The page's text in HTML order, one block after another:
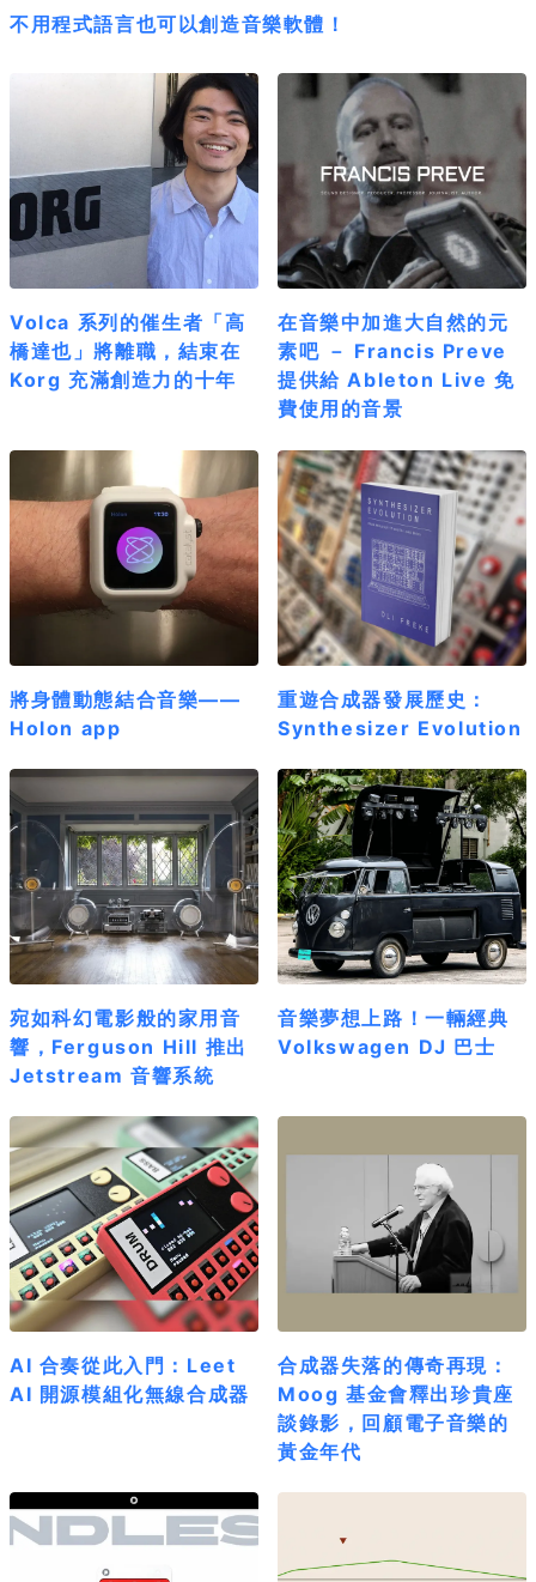
不用程式語言也可以創造音樂軟體！
Volca 系列的催生者「高
橋達也」將離職，結束在
Korg 充滿創造力的十年
在音樂中加進大自然的元
素吧 － Francis Preve
提供給 Ableton Live 免
費使用的音景
將身體動態結合音樂——
Holon app
重遊合成器發展歷史：
Synthesizer Evolution
宛如科幻電影般的家用音
響，Ferguson Hill 推出
Jetstream 音響系統
音樂夢想上路！一輛經典
Volkswagen DJ 巴士
AI 合奏從此入門：Leet
AI 開源模組化無線合成器
合成器失落的傳奇再現：
Moog 基金會釋出珍貴座
談錄影，回顧電子音樂的
黃金年代